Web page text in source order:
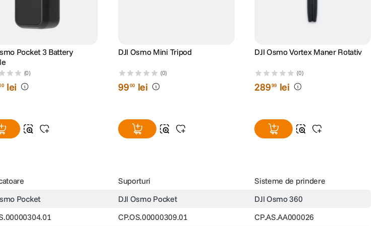
Pocket 3 Battery
(0)
lei
DJI Osmo Mini Tripod
(0)
9900 lei
DJI Osmo Vortex Maner Rotativ
(0)
28999 lei
Suporturi
Sisteme de prindere
Pocket DJI Osmo Pocket
DJI Osmo 360
CP.OS.00000309.01
CP.AS.AA000026